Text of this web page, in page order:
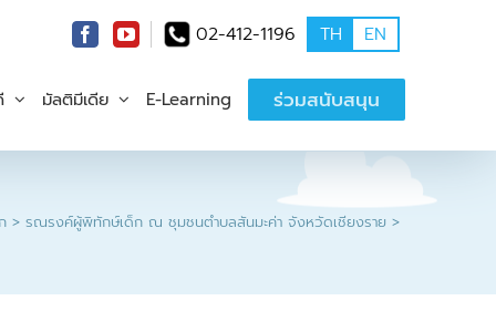
02-412-1196 TH EN
มัลติมีเดีย E-Learning ร่วมสนับสนุน
รณรงค์ผู้พิทักษ์เด็ก ณ ชุมชนตำบลสันมะค่า จังหวัดเชียงราย